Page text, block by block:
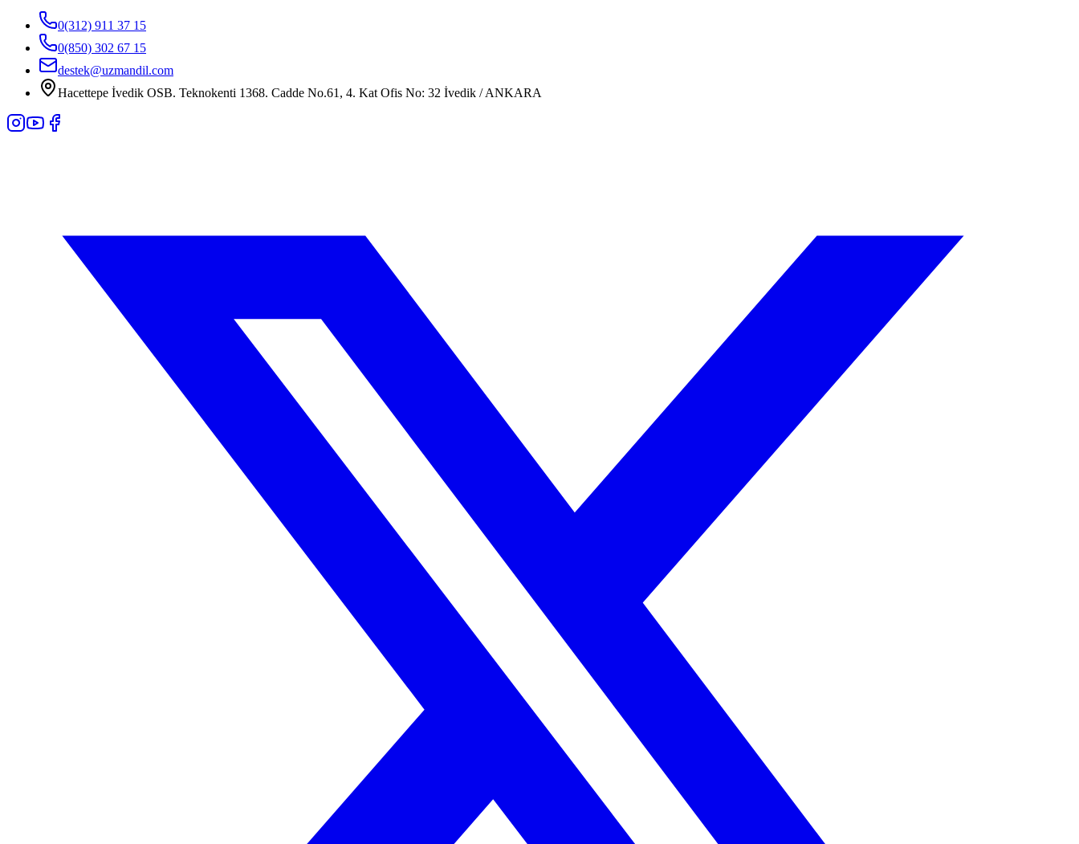
0(312) 911 37 15
0(850) 302 67 15
destek@uzmandil.com
Hacettepe İvedik OSB. Teknokenti 1368. Cadde No.61, 4. Kat Ofis No: 32 İvedik / ANKARA